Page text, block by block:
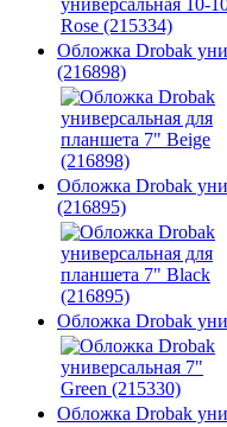
Обложка Drobak
(216898)
Обложка Drobak
(216895)
Обложка Drobak
Обложка Drobak